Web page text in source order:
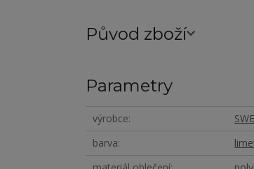
Původ zboží
Parametry
výrobce
barva